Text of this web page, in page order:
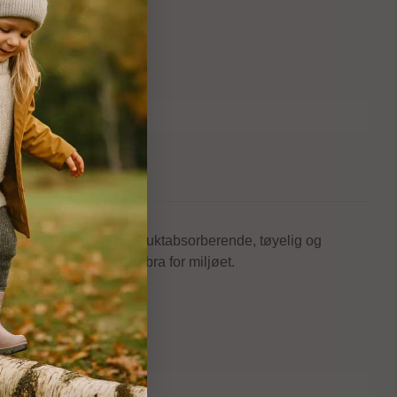
i denne kvaliteten er fuktabsorberende, tøyelig og
Bra for deg og bra for miljøet.